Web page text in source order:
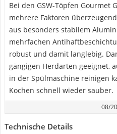
Bei den GSW-Töpfen Gourmet
mehrere Faktoren
aus besonders stabilem
mehrfachen
robust und damit langlebig.
gängigen Herdarten geeignet,
in der Spülmaschine reinigen
Kochen schnell wieder sauber.
08/
Technische Details